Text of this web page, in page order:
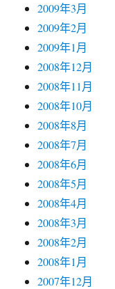
2009年3月
2009年2月
2009年1月
2008年12月
2008年11月
2008年10月
2008年8月
2008年7月
2008年6月
2008年5月
2008年4月
2008年3月
2008年2月
2008年1月
2007年12月